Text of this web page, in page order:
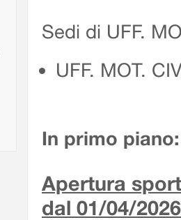
Sedi di UFF.
UFF. MOT.
In primo piano:
Apertura
dal 01/04/2026